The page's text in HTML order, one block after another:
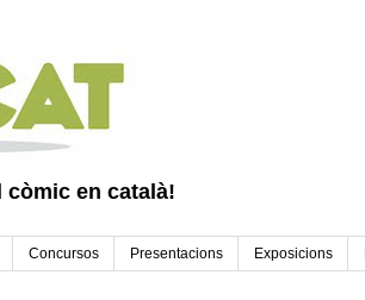
en català!
Concursos Presentacions Exposicions